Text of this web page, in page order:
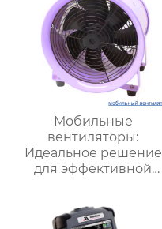
Мобильные
вентиляторы:
Идеальное решение
для эффективной